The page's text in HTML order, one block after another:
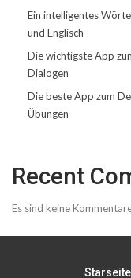
Ein intelligentes
und Englisch
Die wichtigste App
Dialogen
Die beste App zum
Übungen
Recent
Es sind keine
Starseite